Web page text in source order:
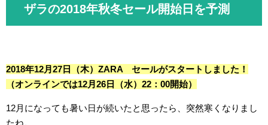
ザラの2018年秋冬セール開始日を予測
2018年12月27日（木）ZARA セールがスタートしました！
（オンラインでは12月26日（水）22：00開始）
12月になっても暑い日が続いたと思ったら、突然寒くなりまし